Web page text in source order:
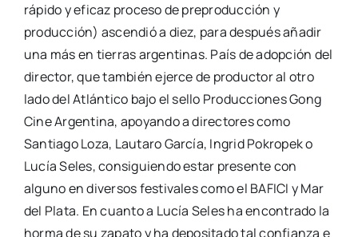
rápido y eficaz proceso de preproducción y
producción) ascendió a diez, para después añadir
una más en tierras argentinas. País de adopción del
director, que también ejerce de productor al otro
lado del Atlántico bajo el sello Producciones Gong
Cine Argentina, apoyando a directores como
Santiago Loza, Lautaro García, Ingrid Pokropek o
Lucía Seles, consiguiendo estar presente con
alguno en diversos festivales como el BAFICI y Mar
del Plata. En cuanto a Lucía Seles ha encontrado la
horma de su zapato y ha depositado tal confianza e